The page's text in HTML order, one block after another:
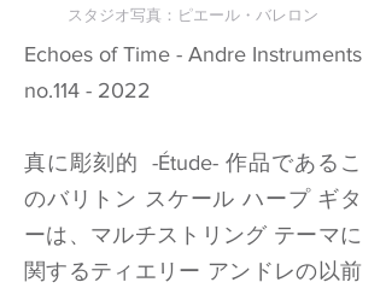
スタジオ写真：ピエール・バレロン
Echoes of Time - Andre Instruments
no.114 - 2022
真に彫刻的 -Étude- 作品であるこ
のバリトン スケール ハープ ギタ
ーは、マルチストリング テーマに
関するティエリー アンドレの以前